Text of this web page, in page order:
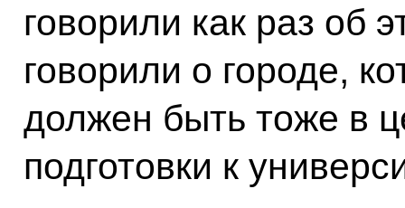
говорили как раз об
говорили о городе,
должен быть тоже в
подготовки к